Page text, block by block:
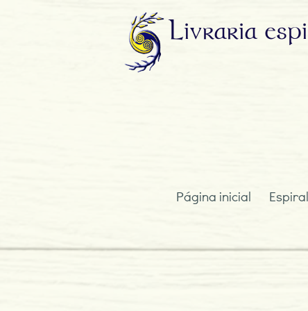
Livraria
Página inicial